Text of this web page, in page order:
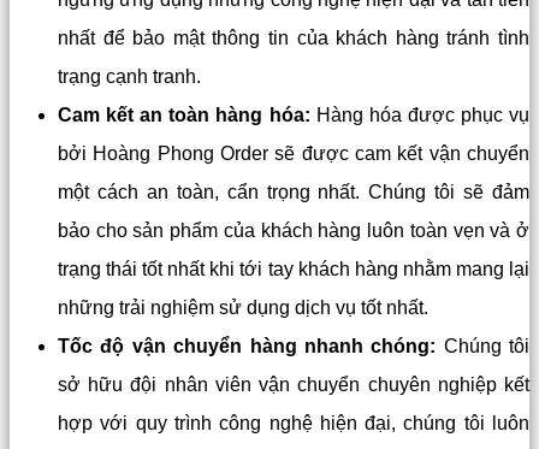
nhất để bảo mật thông tin của khách hàng tránh tình
trạng cạnh tranh.
Cam kết an toàn hàng hóa: Hàng hóa được phục vụ
bởi Hoàng Phong Order sẽ được cam kết vận chuyển
một cách an toàn, cẩn trọng nhất. Chúng tôi sẽ đảm
bảo cho sản phẩm của khách hàng luôn toàn vẹn và ở
trạng thái tốt nhất khi tới tay khách hàng nhằm mang lại
những trải nghiệm sử dụng dịch vụ tốt nhất.
Tốc độ vận chuyển hàng nhanh chóng: Chúng tôi
sở hữu đội nhân viên vận chuyển chuyên nghiệp kết
hợp với quy trình công nghệ hiện đại, chúng tôi luôn